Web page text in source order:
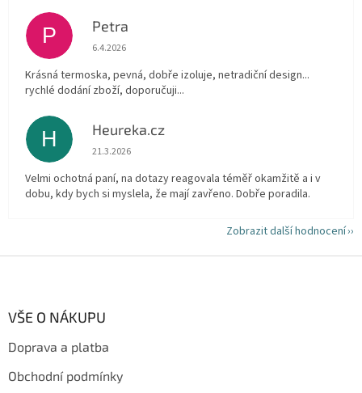
P Petra
Hodnocení obchodu je 5 z 5 hvězdiček.
6.4.2026
Krásná termoska, pevná, dobře izoluje, netradiční design...
rychlé dodání zboží, doporučuji...
H Heureka.cz
Hodnocení obchodu je 5 z 5 hvězdiček.
21.3.2026
Velmi ochotná paní, na dotazy reagovala téměř okamžitě a i v
dobu, kdy bych si myslela, že mají zavřeno. Dobře poradila.
Zobrazit další hodnocení
VŠE O NÁKUPU
Doprava a platba
Obchodní podmínky